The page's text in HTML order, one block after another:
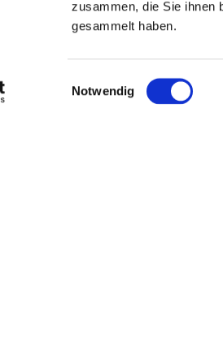
zusammen, die Sie ihnen
gesammelt haben.
Einwilligungsauswahl
Notwendig